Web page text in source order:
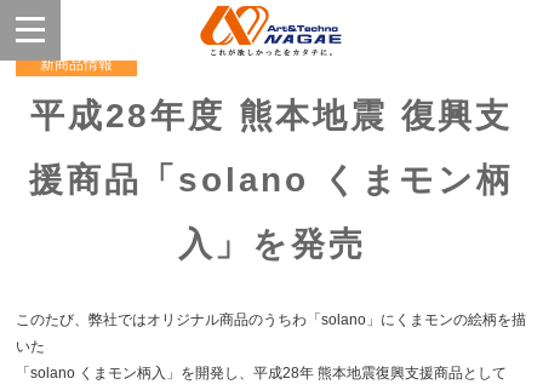
新商品情報
平成28年度 熊本地震 復興支
援商品「solano くまモン柄
入」を発売
このたび、弊社ではオリジナル商品のうちわ「solano」にくまモンの絵柄を描
いた
「solano くまモン柄入」を開発し、平成28年 熊本地震復興支援商品として